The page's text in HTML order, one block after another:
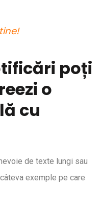
poți
o
cu
de texte lungi sau
exemple pe care